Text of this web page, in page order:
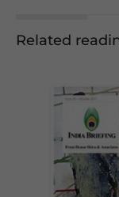
Related